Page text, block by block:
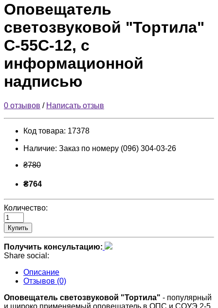
Оповещатель
светозвуковой "Тортила"
С-55С-12, с
информационной
надписью
0 отзывов / Написать отзыв
Код товара: 17378
Наличие: Заказ по номеру (096) 304-03-26
₴780
₴764
Количество:
Купить
Получить консультацию:
Share social:
Описание
Отзывов (0)
Оповещатель светозвуковой "Тортила" - популярный